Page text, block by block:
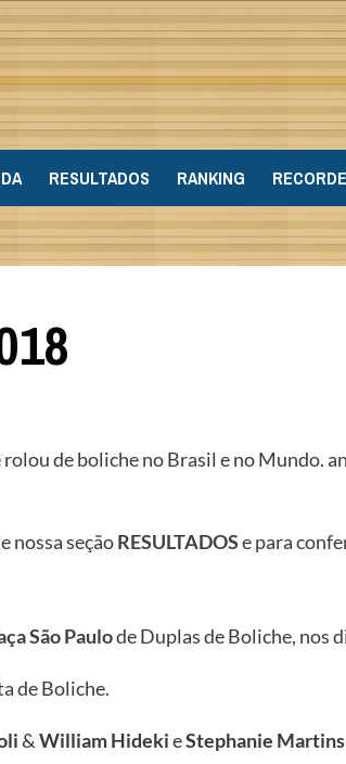
RESULTADOS RANKING
de boliche no Brasil e no Mundo.
nossa seçãoRESULTADOSe para
São Paulode Duplas de Boliche, nos
de Boliche.
&William HidekieStephanie Martins